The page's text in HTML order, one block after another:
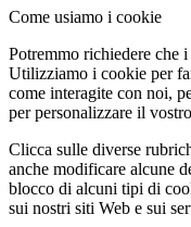
Come usiamo i cookie
Potremmo richiedere che
Utilizziamo i cookie per
come interagite con noi,
per personalizzare il
Clicca sulle diverse
anche modificare alcune
blocco di alcuni tipi di
sui nostri siti Web e sui